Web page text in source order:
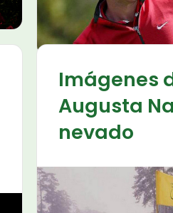
Imágenes
Augusta
nevado